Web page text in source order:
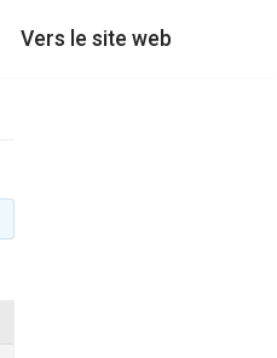
Vers le site web